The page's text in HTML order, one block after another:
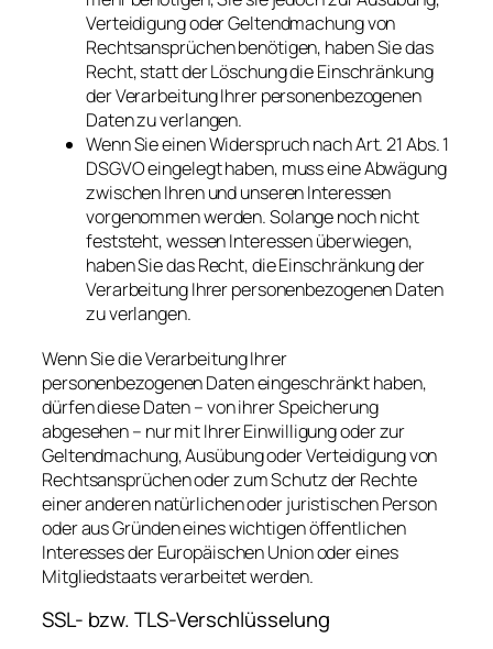
Verteidigung oder Geltendmachung von
Rechtsansprüchen benötigen, haben Sie das
Recht, statt der Löschung die Einschränkung
der Verarbeitung Ihrer personenbezogenen
Daten zu verlangen.
Wenn Sie einen Widerspruch nach Art. 21 Abs. 1
DSGVO eingelegt haben, muss eine Abwägung
zwischen Ihren und unseren Interessen
vorgenommen werden. Solange noch nicht
feststeht, wessen Interessen überwiegen,
haben Sie das Recht, die Einschränkung der
Verarbeitung Ihrer personenbezogenen Daten
zu verlangen.
Wenn Sie die Verarbeitung Ihrer
personenbezogenen Daten eingeschränkt haben,
dürfen diese Daten – von ihrer Speicherung
abgesehen – nur mit Ihrer Einwilligung oder zur
Geltendmachung, Ausübung oder Verteidigung von
Rechtsansprüchen oder zum Schutz der Rechte
einer anderen natürlichen oder juristischen Person
oder aus Gründen eines wichtigen öffentlichen
Interesses der Europäischen Union oder eines
Mitgliedstaats verarbeitet werden.
SSL- bzw. TLS-Verschlüsselung